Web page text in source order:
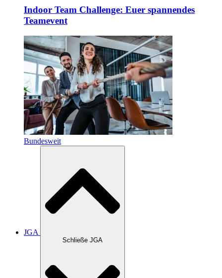
Indoor Team Challenge: Euer spannendes
Teamevent
Bundesweit
JGA
Schließe JGA